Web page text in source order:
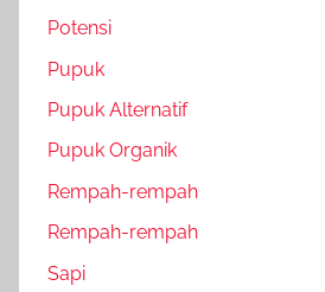
Potensi
Pupuk
Pupuk Alternatif
Pupuk Organik
Rempah-rempah
Rempah-rempah
Sapi